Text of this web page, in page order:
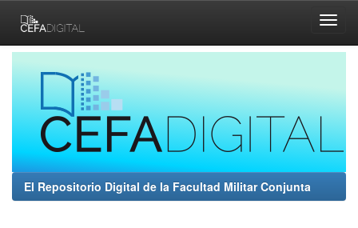
navigation
El Repositorio Digital de la Facultad Militar Conjunta